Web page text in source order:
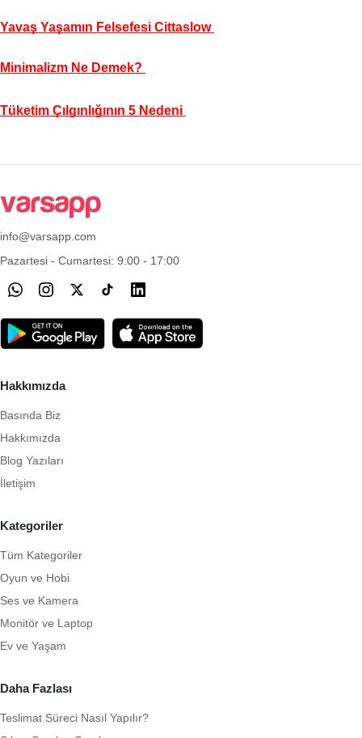
Yavaş Yaşamın Felsefesi Cittaslow
Minimalizm Ne Demek?
Tüketim Çılgınlığının 5 Nedeni
info@varsapp.com
Pazartesi - Cumartesi: 9:00 - 17:00
Hakkımızda
Basında Biz
Hakkımızda
Blog Yazıları
İletişim
Kategoriler
Tüm Kategoriler
Oyun ve Hobi
Ses ve Kamera
Monitör ve Laptop
Ev ve Yaşam
Daha Fazlası
Teslimat Süreci Nasıl Yapılır?